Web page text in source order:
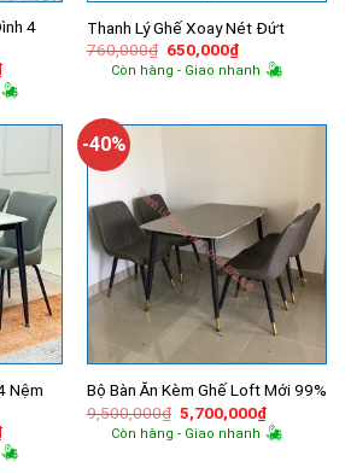
4
Giá
hiện
tại
4,160,000₫.
Thanh Lý Ghế Xoay Nét Đứt
760,000₫ Giá
gốc
là:
650,000₫Giá
hiện
tại
Còn hàng - Giao nhanh
Nệm
Giá
hiện
tại
-40%
Bộ Bàn Ăn Kèm Ghế Loft Mới 99%
9,500,000₫ Giá
gốc
là:
5,700,000₫Giá
hiện
tại
Còn hàng - Giao nhanh